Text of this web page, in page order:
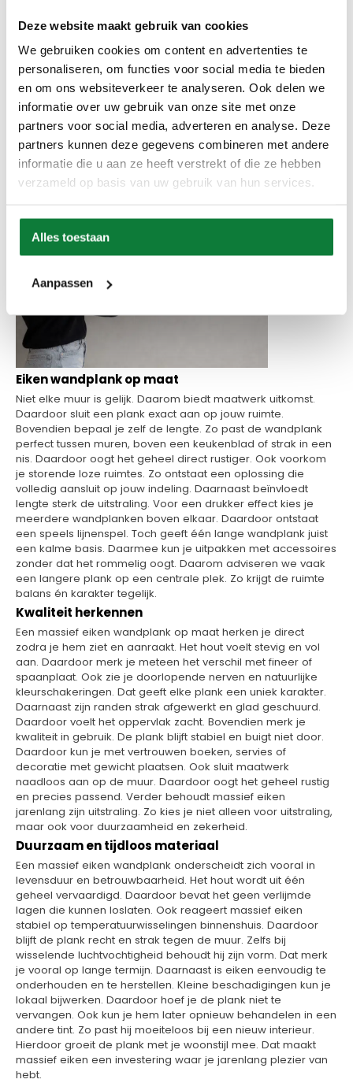
Deze website maakt gebruik van cookies
We gebruiken cookies om content en advertenties te
personaliseren, om functies voor social media te bieden
en om ons websiteverkeer te analyseren. Ook delen we
informatie over uw gebruik van onze site met onze
partners voor social media, adverteren en analyse. Deze
partners kunnen deze gegevens combineren met andere
informatie die u aan ze heeft verstrekt of die ze hebben
verzameld op basis van uw gebruik van hun services.
Alles toestaan
Aanpassen
potjes. Daardoor combineer je functionaliteit met sfeer.
Daarnaast past een plank perfect in de slaapkamer. Zo
creëer je een plek voor boeken of decoratie. Verder is een
plank boven een bureau praktisch. Daardoor blijft het
werkblad vrij. Ook hallen profiteren van wandplanken. Zo
organiseer je kleine spullen overzichtelijk.
Eiken wandplank op maat
Niet elke muur is gelijk. Daarom biedt maatwerk uitkomst.
Daardoor sluit een plank exact aan op jouw ruimte.
Bovendien bepaal je zelf de lengte. Zo past de wandplank
perfect tussen muren, boven een keukenblad of strak in een
nis. Daardoor oogt het geheel direct rustiger. Ook voorkom
je storende loze ruimtes. Zo ontstaat een oplossing die
volledig aansluit op jouw indeling. Daarnaast beïnvloedt
lengte sterk de uitstraling. Voor een drukker effect kies je
meerdere wandplanken boven elkaar. Daardoor ontstaat
een speels lijnenspel. Toch geeft één lange wandplank juist
een kalme basis. Daarmee kun je uitpakken met accessoires
zonder dat het rommelig oogt. Daarom adviseren we vaak
een langere plank op een centrale plek. Zo krijgt de ruimte
balans én karakter tegelijk.
Kwaliteit herkennen
Een massief eiken wandplank op maat herken je direct
zodra je hem ziet en aanraakt. Het hout voelt stevig en vol
aan. Daardoor merk je meteen het verschil met fineer of
spaanplaat. Ook zie je doorlopende nerven en natuurlijke
kleurschakeringen. Dat geeft elke plank een uniek karakter.
Daarnaast zijn randen strak afgewerkt en glad geschuurd.
Daardoor voelt het oppervlak zacht. Bovendien merk je
kwaliteit in gebruik. De plank blijft stabiel en buigt niet door.
Daardoor kun je met vertrouwen boeken, servies of
decoratie met gewicht plaatsen. Ook sluit maatwerk
naadloos aan op de muur. Daardoor oogt het geheel rustig
en precies passend. Verder behoudt massief eiken
jarenlang zijn uitstraling. Zo kies je niet alleen voor uitstraling,
maar ook voor duurzaamheid en zekerheid.
Duurzaam en tijdloos materiaal
Een massief eiken wandplank onderscheidt zich vooral in
levensduur en betrouwbaarheid. Het hout wordt uit één
geheel vervaardigd. Daardoor bevat het geen verlijmde
lagen die kunnen loslaten. Ook reageert massief eiken
stabiel op temperatuurwisselingen binnenshuis. Daardoor
blijft de plank recht en strak tegen de muur. Zelfs bij
wisselende luchtvochtigheid behoudt hij zijn vorm. Dat merk
je vooral op lange termijn. Daarnaast is eiken eenvoudig te
onderhouden en te herstellen. Kleine beschadigingen kun je
lokaal bijwerken. Daardoor hoef je de plank niet te
vervangen. Ook kun je hem later opnieuw behandelen in een
andere tint. Zo past hij moeiteloos bij een nieuw interieur.
Hierdoor groeit de plank met je woonstijl mee. Dat maakt
massief eiken een investering waar je jarenlang plezier van
hebt.